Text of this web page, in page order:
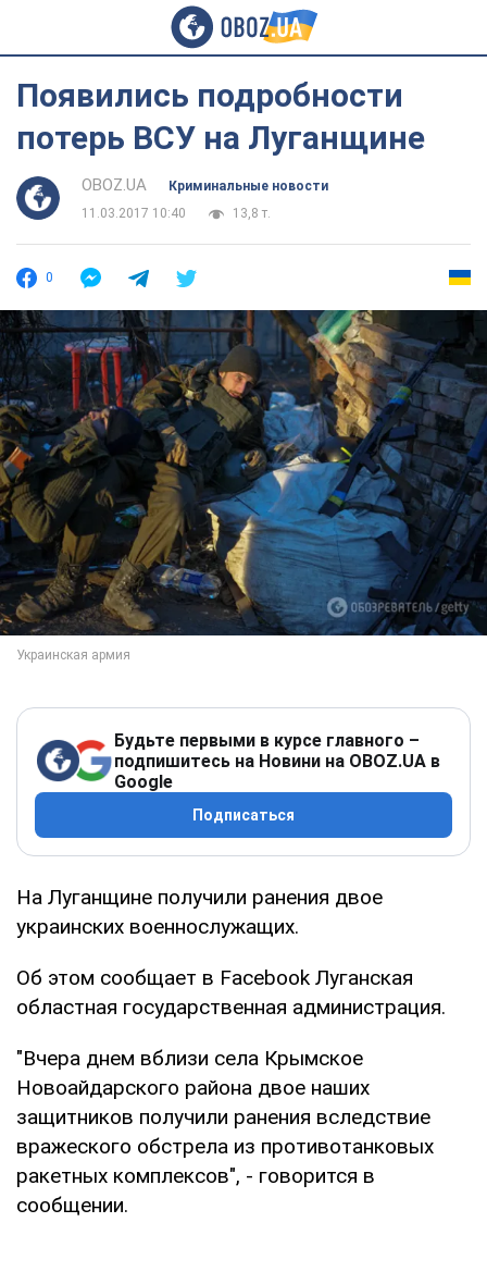
Появились подробности
потерь ВСУ на Луганщине
OBOZ.UA
Криминальные новости
11.03.2017 10:40
13,8 т.
0
Будьте первыми в курсе главного –
подпишитесь на Новини на OBOZ.UA в
Google
Подписаться
На Луганщине получили ранения двое
украинских военнослужащих.
Об этом сообщает в Facebook Луганская
областная государственная администрация.
"Вчера днем вблизи села Крымское
Новоайдарского района двое наших
защитников получили ранения вследствие
вражеского обстрела из противотанковых
ракетных комплексов", - говорится в
сообщении.